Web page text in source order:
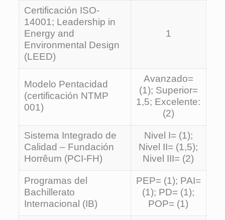
Certificación ISO-
14001; Leadership in
Energy and
Environmental Design
(LEED)
1
Modelo Pentacidad
(certificación NTMP
001)
Avanzado=
(1); Superior=
1,5; Excelente:
(2)
Sistema Integrado de
Calidad – Fundación
Horrêum (PCI-FH)
Nivel I= (1);
Nivel II= (1,5);
Nivel III= (2)
Programas del
Bachillerato
Internacional (IB)
PEP= (1); PAI=
(1); PD= (1);
POP= (1)